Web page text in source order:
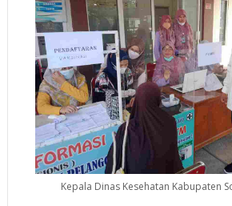
Kepala Dinas Kesehatan Kabupaten